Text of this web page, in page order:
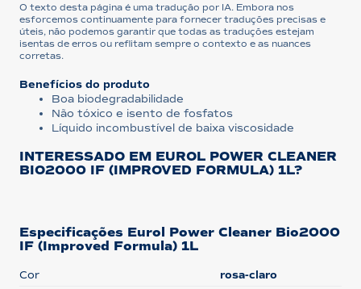
O texto desta página é uma tradução por IA. Embora nos
esforcemos continuamente para fornecer traduções precisas e
úteis, não podemos garantir que todas as traduções estejam
isentas de erros ou reflitam sempre o contexto e as nuances
corretas.
Benefícios do produto
Boa biodegradabilidade
Não tóxico e isento de fosfatos
Líquido incombustível de baixa viscosidade
INTERESSADO EM EUROL POWER CLEANER
BIO2000 IF (IMPROVED FORMULA) 1L?
Especificações Eurol Power Cleaner Bio2000
IF (Improved Formula) 1L
Cor
rosa-claro